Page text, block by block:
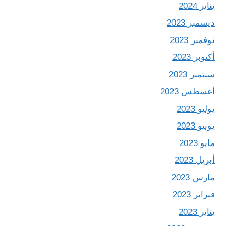
يناير 2024
ديسمبر 2023
نوفمبر 2023
أكتوبر 2023
سبتمبر 2023
أغسطس 2023
يوليو 2023
يونيو 2023
مايو 2023
أبريل 2023
مارس 2023
فبراير 2023
يناير 2023